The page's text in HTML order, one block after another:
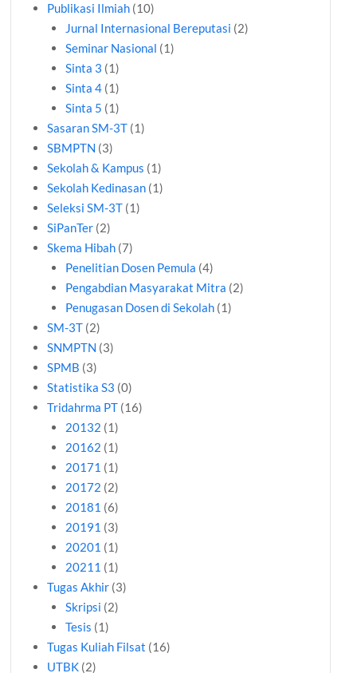
Publikasi Ilmiah (10)
Jurnal Internasional Bereputasi (2)
Seminar Nasional (1)
Sinta 3 (1)
Sinta 4(1)
Sinta 5 (1)
Sasaran SM-3T (1)
SBMPTN (3)
Sekolah & Kampus (1)
Sekolah Kedinasan (1)
Seleksi SM-3T (1)
SiPanTer (2)
Skema Hibah (7)
Penelitian Dosen Pemula (4)
Pengabdian Masyarakat Mitra (2)
Penugasan Dosen di Sekolah(1)
SM-3T (2)
SNMPTN (3)
SPMB (3)
Statistika S3 (0)
Tridahrma PT (16)
20132 (1)
20162 (1)
20171 (1)
20172 (2)
20181 (6)
20191 (3)
20201 (1)
20211 (1)
Tugas Akhir (3)
Skripsi (2)
Tesis (1)
Tugas Kuliah Filsat (16)
UTBK (2)